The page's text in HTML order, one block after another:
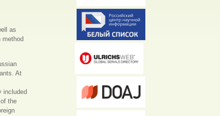
as
method
At
included
the